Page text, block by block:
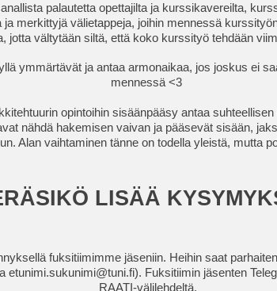
palautetta opettajilta ja kurssikavereilta,
ja merkittyjä välietappeja, joihin mennessä
jotta vältytään siltä, että koko kurssityö tehdään
ymmärtävät ja antaa armonaikaa, jos joskus ei
mennessä <3
opintoihin sisäänpääsy antaa
nähdä hakemisen vaivan ja pääsevät sisään,
Alan vaihtaminen tänne on todella yleistä, mutta
LISÄÄ
fuksitiimimme jäseniin. Heihin saat
etunimi.sukunimi@tuni.fi). Fuksitiimin jäsenten
RAATI-välilehdeltä.